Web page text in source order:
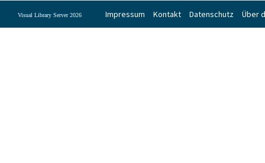
Impressum Kontakt Datenschutz Über
Visual Library Server 2026